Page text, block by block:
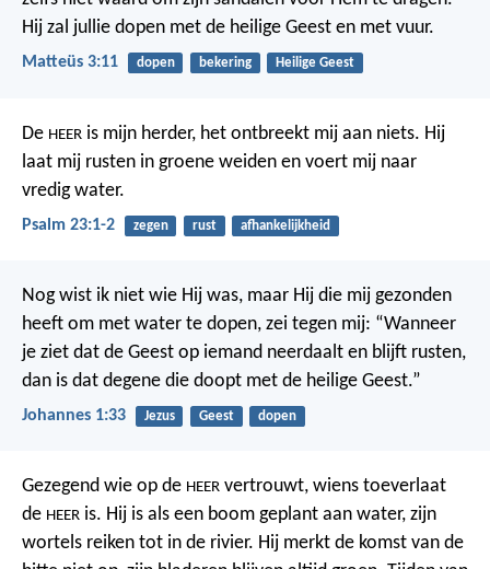
Hij zal jullie dopen met de heilige Geest en met vuur.
Matteüs 3:11 dopen bekering Heilige Geest
De HEER is mijn herder, het ontbreekt mij aan niets. Hij
laat mij rusten in groene weiden en voert mij naar
vredig water.
Psalm 23:1-2 zegen rust afhankelijkheid
Nog wist ik niet wie Hij was, maar Hij die mij gezonden
heeft om met water te dopen, zei tegen mij: “Wanneer
je ziet dat de Geest op iemand neerdaalt en blijft rusten,
dan is dat degene die doopt met de heilige Geest.”
Johannes 1:33 Jezus Geest dopen
Gezegend wie op de HEER vertrouwt, wiens toeverlaat
de HEER is. Hij is als een boom geplant aan water, zijn
wortels reiken tot in de rivier. Hij merkt de komst van de